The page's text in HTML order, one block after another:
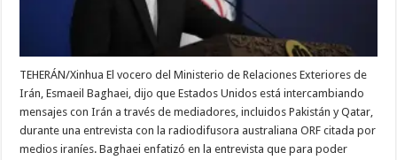
TEHERÁN/Xinhua El vocero del Ministerio de Relaciones Exteriores de
Irán, Esmaeil Baghaei, dijo que Estados Unidos está intercambiando
mensajes con Irán a través de mediadores, incluidos Pakistán y Qatar,
durante una entrevista con la radiodifusora australiana ORF citada por
medios iraníes. Baghaei enfatizó en la entrevista que para poder